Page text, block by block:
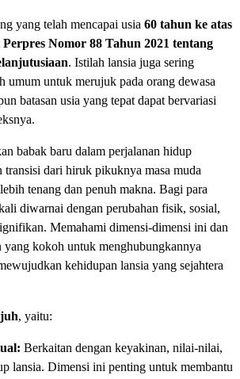
yang telah mencapai usia 60 tahun ke atas
Perpres Nomor 88 Tahun 2021 tentang
. Istilah lansia juga sering
umum untuk merujuk pada orang dewasa
batasan usia yang tepat dapat bervariasi
babak baru dalam perjalanan hidup
transisi dari hiruk pikuknya masa muda
tenang dan penuh makna. Bagi para
diwarnai dengan perubahan fisik, sosial,
Memahami dimensi-dimensi ini dan
yang kokoh untuk menghubungkannya
kehidupan lansia yang sejahtera
, yaitu:
Berkaitan dengan keyakinan, nilai-nilai,
lansia. Dimensi ini penting untuk membantu